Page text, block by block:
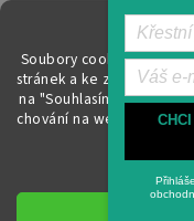
Soubory cookie
stránek a ke zlepšení
na "Souhlasím"
chování na webu pro
Svět